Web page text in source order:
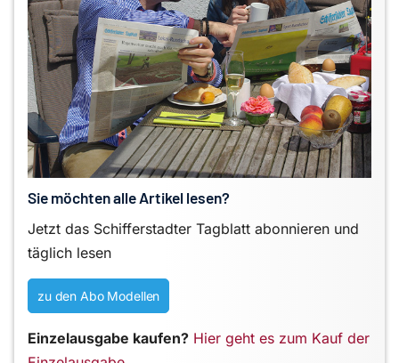
Sie möchten alle Artikel lesen?
Jetzt das Schifferstadter Tagblatt abonnieren und
täglich lesen
zu den Abo Modellen
Einzelausgabe kaufen? Hier geht es zum Kauf der